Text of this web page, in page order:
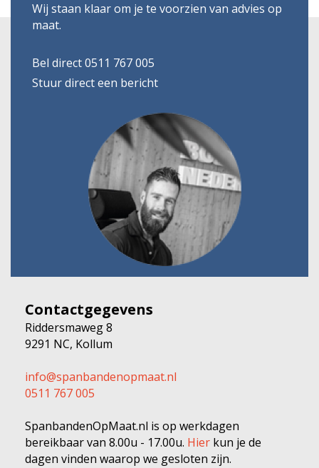
Wij staan klaar om je te voorzien van advies op
maat.
Bel direct 0511 767 005
Stuur direct een bericht
Contactgegevens
Riddersmaweg 8
9291 NC, Kollum
info@spanbandenopmaat.nl
0511 767 005
SpanbandenOpMaat.nl is op werkdagen
bereikbaar van 8.00u - 17.00u. Hier kun je de
dagen vinden waarop we gesloten zijn.